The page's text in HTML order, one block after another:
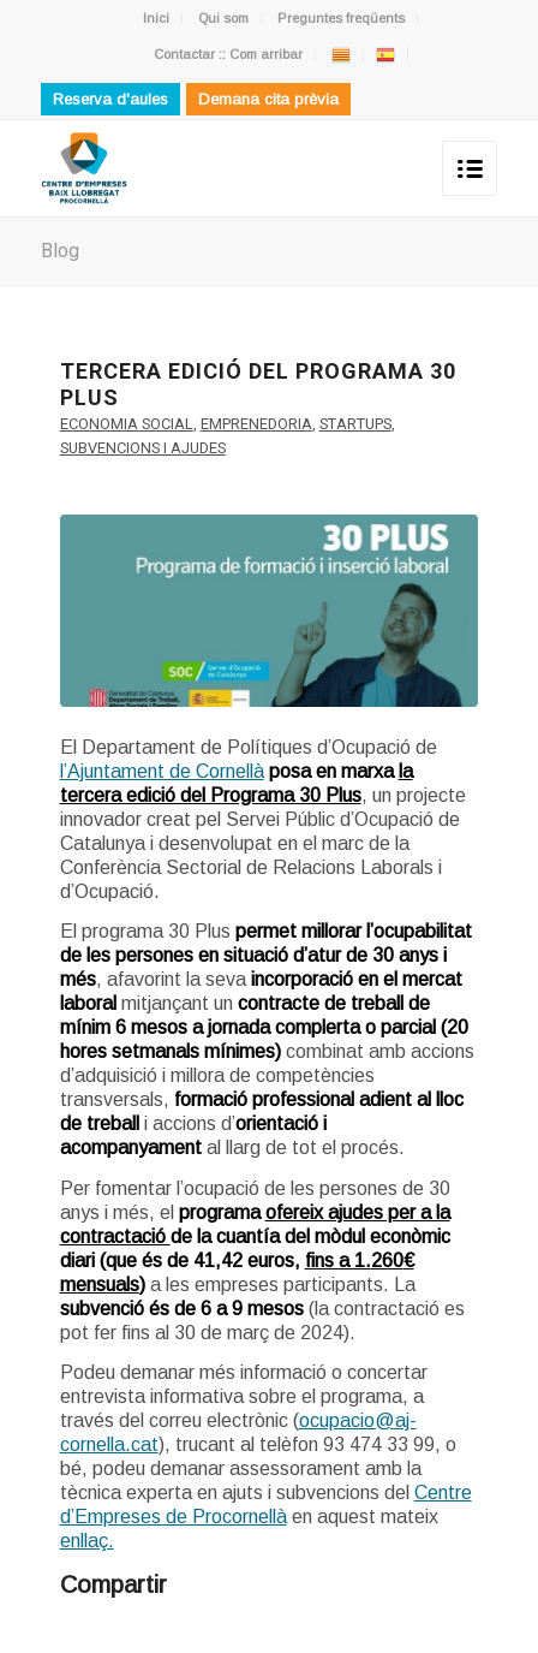
Inici Qui som Preguntes freqüents
Contactar :: Com arribar
Reserva d'aules Demana cita prèvia
Blog
TERCERA EDICIÓ DEL PROGRAMA 30
PLUS
ECONOMIA SOCIAL, EMPRENEDORIA, STARTUPS,
SUBVENCIONS I AJUDES
El Departament de Polítiques d’Ocupació de
l’Ajuntament de Cornellà posaen marxa la
tercera edició del Programa 30 Plus, un projecte
innovador creat pel Servei Públic d’Ocupació de
Catalunya i desenvolupat en el marc de la
Conferència Sectorial de Relacions Laborals i
d’Ocupació.
El programa 30 Plus permet millorar l’ocupabilitat
de les persones en situació d’atur de 30 anys i
més, afavorint la seva incorporació en el mercat
laboral mitjançant un contracte de treball de
mínim 6 mesos a jornada complerta o parcial (20
hores setmanals mínimes)combinat amb accions
d’adquisició i millora de competències
transversals, formació professional adient al lloc
de treball i accions d’orientació i
acompanyamental llarg de tot el procés.
Per fomentar l’ocupació de les persones de 30
anys i més, el programaofereix ajudes per a la
contractació de la cuantía del mòdul econòmic
diari (que és de 41,42 euros, fins a 1.260€
mensuals)a les empreses participants. La
subvenció és de 6 a 9 mesos(la contractació es
pot fer fins al 30 de març de 2024).
Podeu demanar més informació o concertar
entrevista informativa sobre el programa, a
través del correu electrònic (ocupacio@aj-
cornella.cat), trucant al telèfon 93 474 33 99, o
bé, podeu demanar assessorament amb la
tècnica experta en ajuts i subvencions del Centre
d’Empreses de Procornellàen aquest mateix
enllaç.
Compartir